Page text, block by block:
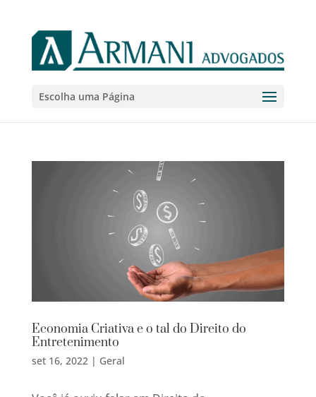
Escolha uma Página
Economia Criativa e o tal do Direito do
Entretenimento
set 16, 2022| Geral